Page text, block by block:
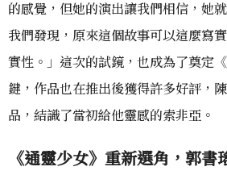
的感覺，但她的演出讓我們相信，她
我們發現，原來這個故事可以這麼寫
實性。」這次的試鏡，也成為了奠定
鍵，作品也在推出後獲得許多好評，
品，結識了當初給他靈感的索非亞。
《通靈少女》重新選角，郭